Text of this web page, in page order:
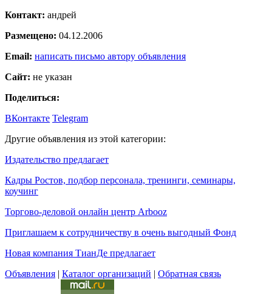
Контакт: андрей
Размещено: 04.12.2006
Email: написать письмо автору объявления
Сайт: не указан
Поделиться:
ВКонтакте Telegram
Другие объявления из этой категории:
Издательство предлагает
Кадры Ростов, подбор персонала, тренинги, семинары,
коучинг
Торгово-деловой онлайн центр Arbooz
Приглашаем к сотрудничеству в очень выгодный Фонд
Новая компания ТианДе предлагает
Объявления | Каталог организаций | Обратная связь